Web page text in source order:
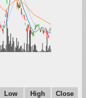
Low High
Close